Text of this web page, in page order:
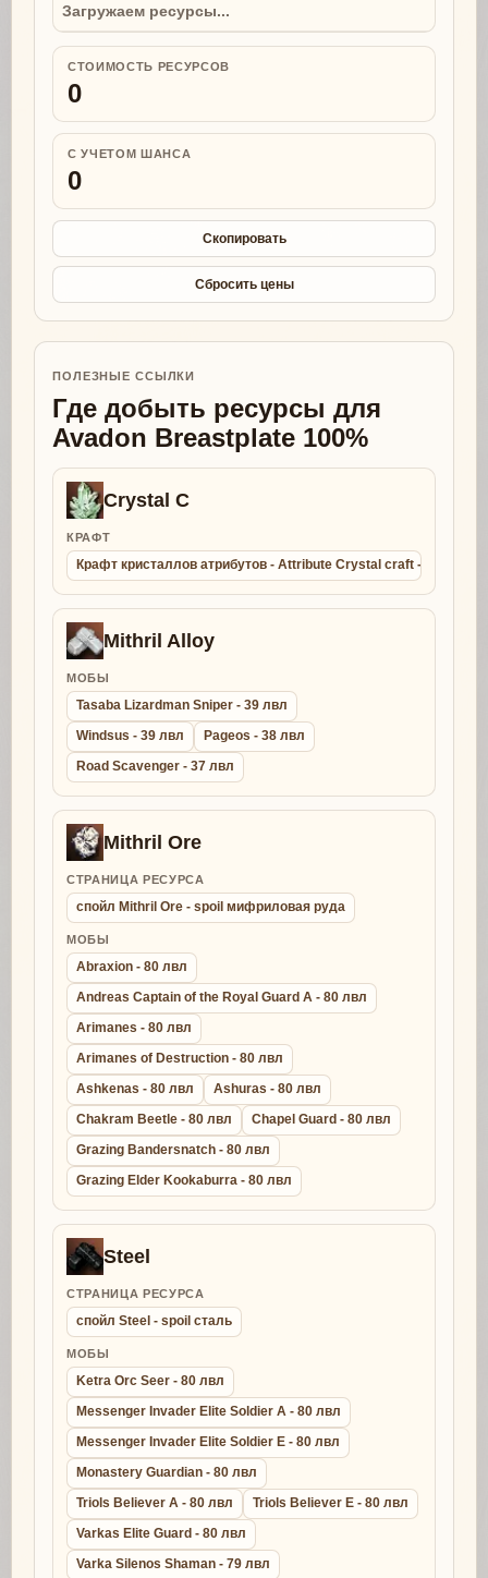
Загружаем ресурсы...
СТОИМОСТЬ РЕСУРСОВ
0
С УЧЕТОМ ШАНСА
0
Скопировать
Сбросить цены
ПОЛЕЗНЫЕ ССЫЛКИ
Где добыть ресурсы для
Avadon Breastplate 100%
Crystal C
КРАФТ
Крафт кристаллов атрибутов - Attribute Crystal craft -
Mithril Alloy
МОБЫ
Tasaba Lizardman Sniper - 39 лвл
Windsus - 39 лвл
Pageos - 38 лвл
Road Scavenger - 37 лвл
Mithril Ore
СТРАНИЦА РЕСУРСА
спойл Mithril Ore - spoil мифриловая руда
МОБЫ
Abraxion - 80 лвл
Andreas Captain of the Royal Guard A - 80 лвл
Arimanes - 80 лвл
Arimanes of Destruction - 80 лвл
Ashkenas - 80 лвл
Ashuras - 80 лвл
Chakram Beetle - 80 лвл
Chapel Guard - 80 лвл
Grazing Bandersnatch - 80 лвл
Grazing Elder Kookaburra - 80 лвл
Steel
СТРАНИЦА РЕСУРСА
спойл Steel - spoil сталь
МОБЫ
Ketra Orc Seer - 80 лвл
Messenger Invader Elite Soldier A - 80 лвл
Messenger Invader Elite Soldier E - 80 лвл
Monastery Guardian - 80 лвл
Triols Believer A - 80 лвл
Triols Believer E - 80 лвл
Varkas Elite Guard - 80 лвл
Varka Silenos Shaman - 79 лвл